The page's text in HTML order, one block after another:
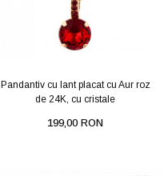
Pandantiv cu lant placat cu Aur roz
de 24K, cu cristale
199,00 RON